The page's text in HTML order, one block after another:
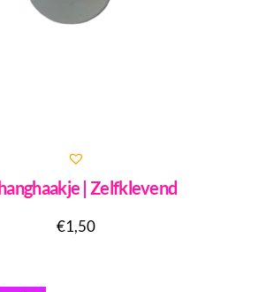
| Zelfklevend
€1,50